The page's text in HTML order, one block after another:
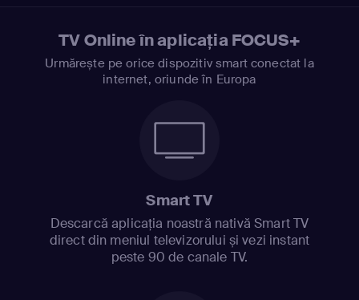
TV Online în aplicația FOCUS+
Urmărește pe orice dispozitiv smart conectat la
internet, oriunde în Europa
Smart TV
Descarcă aplicația noastră nativă Smart TV
direct din meniul televizorului și vezi instant
peste 90 de canale TV.